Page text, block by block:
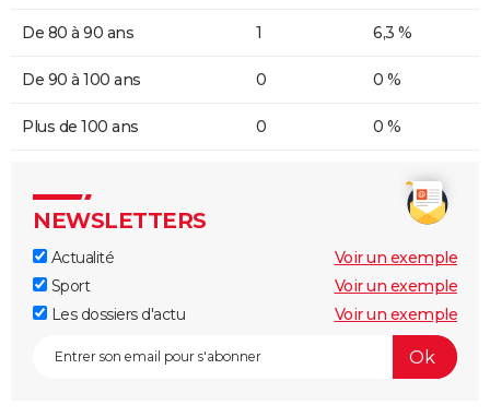
De 80 à 90 ans 1 6,3 %
De 90 à 100 ans 0 0 %
Plus de 100 ans 0 0 %
NEWSLETTERS
Actualité
Voir un exemple
Sport
Voir un exemple
Les dossiers d'actu
Voir un exemple